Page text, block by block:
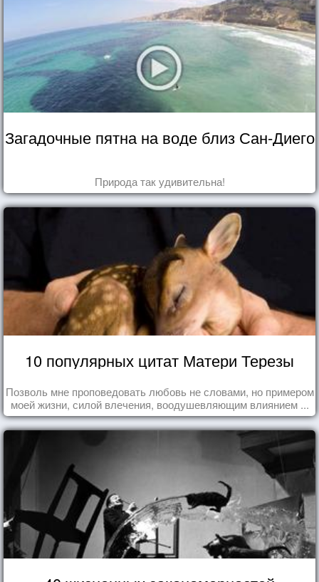
Загадочные пятна на воде близ Сан-Диего
Природа так удивительна!
10 популярных цитат Матери Терезы
Позволь мне проповедовать любовь не словами, но примером
моей жизни, силой влечения, воодушевляющим влиянием ...